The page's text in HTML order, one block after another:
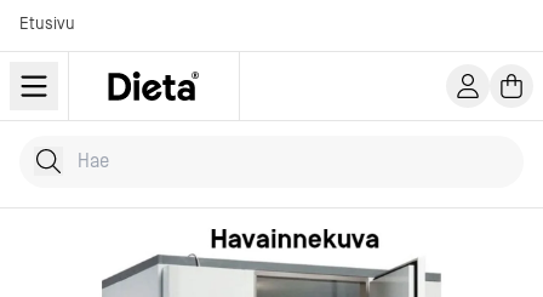
Etusivu
Hae tuotteita
Kirjoita hakusana...